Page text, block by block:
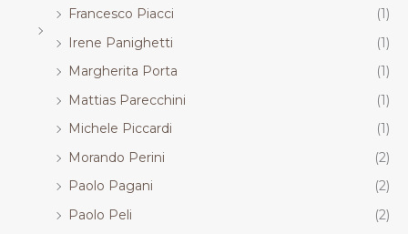
Francesco Piacci
(1)
Irene Panighetti
(1)
Margherita Porta
(1)
Mattias Parecchini
(1)
Michele Piccardi
(1)
Morando Perini
(2)
Paolo Pagani
(2)
Paolo Peli
(2)